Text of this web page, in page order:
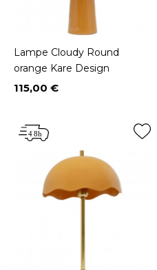
Lampe Cloudy Round
orange Kare Design
Prix
115,00 €